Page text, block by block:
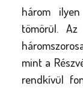
három
tömörül. Az
mint a
rendkívül